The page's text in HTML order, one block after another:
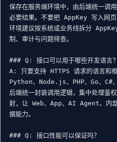
保存在服务端环境中，由后端统一调
必要结果。不要把 AppKey 写入网
环境建议按系统或业务线拆分
制、审计与问题排查。
### Q: 接口可以用于哪些开发语言？
A: 只要支持 HTTPS 请求的语言和
Python、Node.js、PHP、Go、
后端统一封装调用逻辑，集中处理鉴
射，让 Web、App、AI Agent、内
据能力。
### Q: 接口性能可以保证吗？